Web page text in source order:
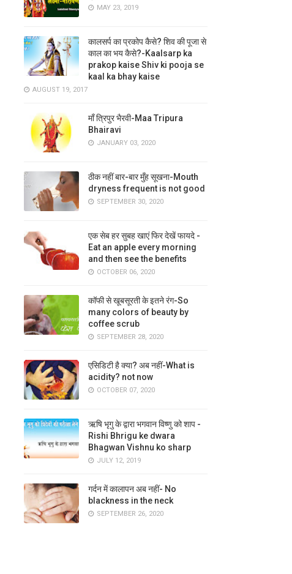
MAY 23, 2019
कालसर्प का प्रकोप कैसे? शिव की पूजा से
काल का भय कैसे?-Kaalsarp ka
prakop kaise Shiv ki pooja se
kaal ka bhay kaise
AUGUST 19, 2017
माँ त्रिपुर भैरवी-Maa Tripura
Bhairavi
JANUARY 03, 2020
ठीक नहीं बार-बार मुँह सूखना-Mouth
dryness frequent is not good
SEPTEMBER 30, 2020
एक सेब हर सुबह खाएं फिर देखें फायदे -
Eat an apple every morning
and then see the benefits
OCTOBER 06, 2020
कॉफी से खूबसूरती के इतने रंग-So
many colors of beauty by
coffee scrub
SEPTEMBER 28, 2020
एसिडिटी है क्या? अब नहीं-What is
acidity? not now
OCTOBER 07, 2020
ऋषि भृगु के द्वारा भगवान विष्णु को शाप -
Rishi Bhrigu ke dwara
Bhagwan Vishnu ko sharp
JULY 12, 2019
गर्दन में कालापन अब नहीं- No
blackness in the neck
SEPTEMBER 26, 2020